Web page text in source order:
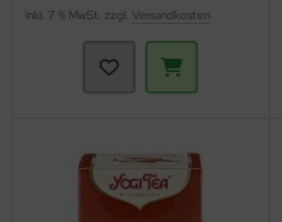
inkl. 7 % MwSt. zzgl. Versandkosten